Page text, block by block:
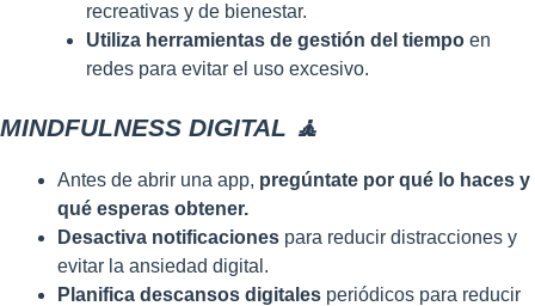
recreativas y de bienestar.
Utiliza herramientas de gestión del tiempo en
redes para evitar el uso excesivo.
MINDFULNESS DIGITAL 🧘
Antes de abrir una app, pregúntate por qué lo haces y
qué esperas obtener.
Desactiva notificaciones para reducir distracciones y
evitar la ansiedad digital.
Planifica descansos digitales periódicos para reducir